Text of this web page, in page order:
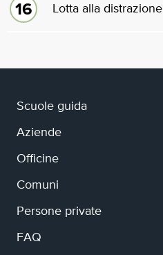
Lotta alla distrazione
Scuole guida
Aziende
Officine
Comuni
Persone private
FAQ